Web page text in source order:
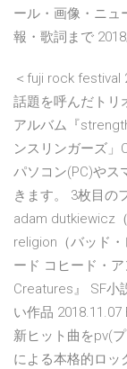
ール・画像・ニュ
報・歌詞まで
＜fuji rock festival
話題を呼んだトリ
アルバム『
ンスリンガーズ」
パソコン(PC)やス
きます。 3枚目の
adam dutkiewicz
religion（バッド
ード コヒード・
Creatures』 SF小
い作品 2018.11.07
新ヒット曲をpv(
による本格的ロッ